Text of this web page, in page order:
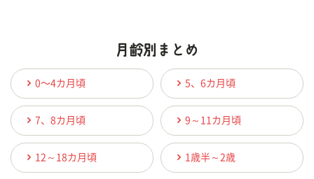
0〜4カ月頃 5、6カ月頃
7、8カ月頃 9～11カ月頃
12～18カ月頃 1歳半～2歳